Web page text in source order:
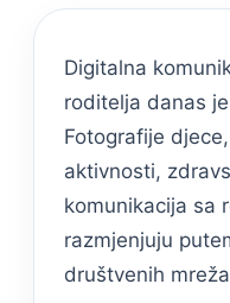
Digitalna
roditelja danas
Fotografije
aktivnosti,
komunikacija sa
razmjenjuju
društvenih